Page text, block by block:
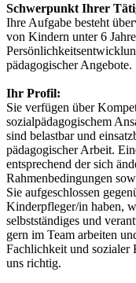
Schwerpunkt Ihrer
Ihre Aufgabe besteht
von Kindern unter 6
pädagogischer Angebote.
Ihr Profil:
Sie verfügen über
sozialpädagogischem
sind belastbar und
pädagogischer Arbeit.
entsprechend der sich
Rahmenbedingungen
Sie aufgeschlossen
Kinderpfleger/in haben,
selbstständiges und
gern im Team arbeiten
Fachlichkeit und sozialer
uns richtig.